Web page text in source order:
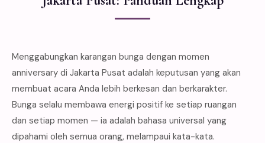
Menggabungkan karangan bunga dengan momen
anniversary di Jakarta Pusat adalah keputusan yang akan
membuat acara Anda lebih berkesan dan berkarakter.
Bunga selalu membawa energi positif ke setiap ruangan
dan setiap momen — ia adalah bahasa universal yang
dipahami oleh semua orang, melampaui kata-kata.